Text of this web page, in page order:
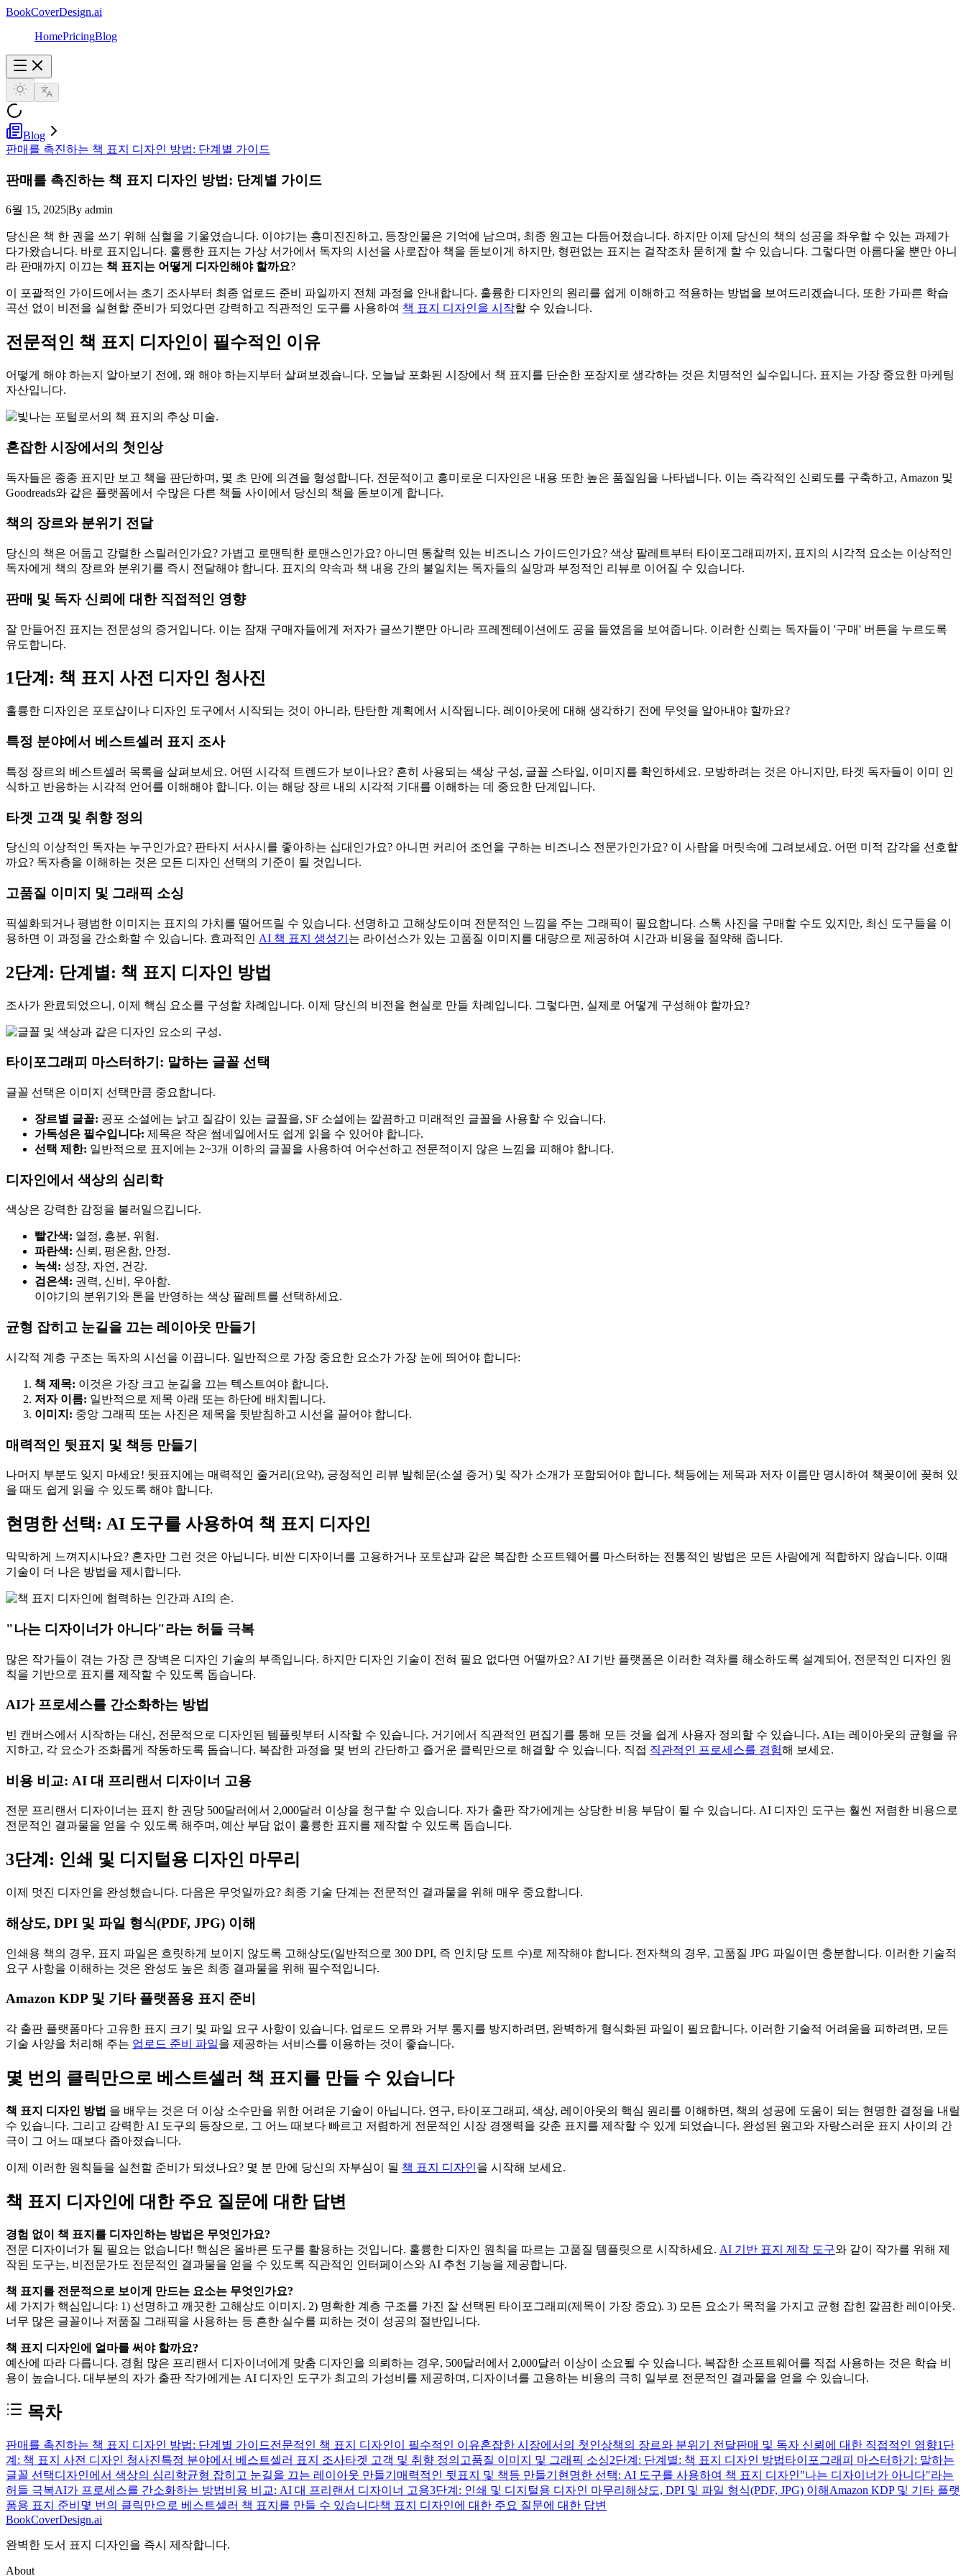
BookCoverDesign.ai
HomePricingBlog
Blog
판매를 촉진하는 책 표지 디자인 방법: 단계별 가이드
판매를 촉진하는 책 표지 디자인 방법: 단계별 가이드
6월 15, 2025|By admin
당신은 책 한 권을 쓰기 위해 심혈을 기울였습니다. 이야기는 흥미진진하고, 등장인물은 기억에 남으며, 최종 원고는 다듬어졌습니다. 하지만 이제 당신의 책의 성공을 좌우할 수 있는 과제가
다가왔습니다. 바로 표지입니다. 훌륭한 표지는 가상 서가에서 독자의 시선을 사로잡아 책을 돋보이게 하지만, 형편없는 표지는 걸작조차 묻히게 할 수 있습니다. 그렇다면 아름다울 뿐만 아니
라 판매까지 이끄는 책 표지는 어떻게 디자인해야 할까요?
이 포괄적인 가이드에서는 초기 조사부터 최종 업로드 준비 파일까지 전체 과정을 안내합니다. 훌륭한 디자인의 원리를 쉽게 이해하고 적용하는 방법을 보여드리겠습니다. 또한 가파른 학습
곡선 없이 비전을 실현할 준비가 되었다면 강력하고 직관적인 도구를 사용하여 책 표지 디자인을 시작할 수 있습니다.
전문적인 책 표지 디자인이 필수적인 이유
어떻게 해야 하는지 알아보기 전에, 왜 해야 하는지부터 살펴보겠습니다. 오늘날 포화된 시장에서 책 표지를 단순한 포장지로 생각하는 것은 치명적인 실수입니다. 표지는 가장 중요한 마케팅
자산입니다.
혼잡한 시장에서의 첫인상
독자들은 종종 표지만 보고 책을 판단하며, 몇 초 만에 의견을 형성합니다. 전문적이고 흥미로운 디자인은 내용 또한 높은 품질임을 나타냅니다. 이는 즉각적인 신뢰도를 구축하고, Amazon 및
Goodreads와 같은 플랫폼에서 수많은 다른 책들 사이에서 당신의 책을 돋보이게 합니다.
책의 장르와 분위기 전달
당신의 책은 어둡고 강렬한 스릴러인가요? 가볍고 로맨틱한 로맨스인가요? 아니면 통찰력 있는 비즈니스 가이드인가요? 색상 팔레트부터 타이포그래피까지, 표지의 시각적 요소는 이상적인
독자에게 책의 장르와 분위기를 즉시 전달해야 합니다. 표지의 약속과 책 내용 간의 불일치는 독자들의 실망과 부정적인 리뷰로 이어질 수 있습니다.
판매 및 독자 신뢰에 대한 직접적인 영향
잘 만들어진 표지는 전문성의 증거입니다. 이는 잠재 구매자들에게 저자가 글쓰기뿐만 아니라 프레젠테이션에도 공을 들였음을 보여줍니다. 이러한 신뢰는 독자들이 '구매' 버튼을 누르도록
유도합니다.
1단계: 책 표지 사전 디자인 청사진
훌륭한 디자인은 포토샵이나 디자인 도구에서 시작되는 것이 아니라, 탄탄한 계획에서 시작됩니다. 레이아웃에 대해 생각하기 전에 무엇을 알아내야 할까요?
특정 분야에서 베스트셀러 표지 조사
특정 장르의 베스트셀러 목록을 살펴보세요. 어떤 시각적 트렌드가 보이나요? 흔히 사용되는 색상 구성, 글꼴 스타일, 이미지를 확인하세요. 모방하려는 것은 아니지만, 타겟 독자들이 이미 인
식하고 반응하는 시각적 언어를 이해해야 합니다. 이는 해당 장르 내의 시각적 기대를 이해하는 데 중요한 단계입니다.
타겟 고객 및 취향 정의
당신의 이상적인 독자는 누구인가요? 판타지 서사시를 좋아하는 십대인가요? 아니면 커리어 조언을 구하는 비즈니스 전문가인가요? 이 사람을 머릿속에 그려보세요. 어떤 미적 감각을 선호할
까요? 독자층을 이해하는 것은 모든 디자인 선택의 기준이 될 것입니다.
고품질 이미지 및 그래픽 소싱
픽셀화되거나 평범한 이미지는 표지의 가치를 떨어뜨릴 수 있습니다. 선명하고 고해상도이며 전문적인 느낌을 주는 그래픽이 필요합니다. 스톡 사진을 구매할 수도 있지만, 최신 도구들을 이
용하면 이 과정을 간소화할 수 있습니다. 효과적인 AI 책 표지 생성기 는 라이선스가 있는 고품질 이미지를 대량으로 제공하여 시간과 비용을 절약해 줍니다.
2단계: 단계별: 책 표지 디자인 방법
조사가 완료되었으니, 이제 핵심 요소를 구성할 차례입니다. 이제 당신의 비전을 현실로 만들 차례입니다. 그렇다면, 실제로 어떻게 구성해야 할까요?
타이포그래피 마스터하기: 말하는 글꼴 선택
글꼴 선택은 이미지 선택만큼 중요합니다.
장르별 글꼴: 공포 소설에는 낡고 질감이 있는 글꼴을, SF 소설에는 깔끔하고 미래적인 글꼴을 사용할 수 있습니다.
가독성은 필수입니다: 제목은 작은 썸네일에서도 쉽게 읽을 수 있어야 합니다.
선택 제한: 일반적으로 표지에는 2~3개 이하의 글꼴을 사용하여 어수선하고 전문적이지 않은 느낌을 피해야 합니다.
디자인에서 색상의 심리학
색상은 강력한 감정을 불러일으킵니다.
빨간색: 열정, 흥분, 위험.
파란색: 신뢰, 평온함, 안정.
녹색: 성장, 자연, 건강.
검은색: 권력, 신비, 우아함.
이야기의 분위기와 톤을 반영하는 색상 팔레트를 선택하세요.
균형 잡히고 눈길을 끄는 레이아웃 만들기
시각적 계층 구조는 독자의 시선을 이끕니다. 일반적으로 가장 중요한 요소가 가장 눈에 띄어야 합니다:
책 제목: 이것은 가장 크고 눈길을 끄는 텍스트여야 합니다.
저자 이름: 일반적으로 제목 아래 또는 하단에 배치됩니다.
이미지: 중앙 그래픽 또는 사진은 제목을 뒷받침하고 시선을 끌어야 합니다.
매력적인 뒷표지 및 책등 만들기
나머지 부분도 잊지 마세요! 뒷표지에는 매력적인 줄거리(요약), 긍정적인 리뷰 발췌문(소셜 증거) 및 작가 소개가 포함되어야 합니다. 책등에는 제목과 저자 이름만 명시하여 책꽂이에 꽂혀 있
을 때도 쉽게 읽을 수 있도록 해야 합니다.
현명한 선택: AI 도구를 사용하여 책 표지 디자인
막막하게 느껴지시나요? 혼자만 그런 것은 아닙니다. 비싼 디자이너를 고용하거나 포토샵과 같은 복잡한 소프트웨어를 마스터하는 전통적인 방법은 모든 사람에게 적합하지 않습니다. 이때
기술이 더 나은 방법을 제시합니다.
"나는 디자이너가 아니다"라는 허들 극복
많은 작가들이 겪는 가장 큰 장벽은 디자인 기술의 부족입니다. 하지만 디자인 기술이 전혀 필요 없다면 어떨까요? AI 기반 플랫폼은 이러한 격차를 해소하도록 설계되어, 전문적인 디자인 원
칙을 기반으로 표지를 제작할 수 있도록 돕습니다.
AI가 프로세스를 간소화하는 방법
빈 캔버스에서 시작하는 대신, 전문적으로 디자인된 템플릿부터 시작할 수 있습니다. 거기에서 직관적인 편집기를 통해 모든 것을 쉽게 사용자 정의할 수 있습니다. AI는 레이아웃의 균형을 유
지하고, 각 요소가 조화롭게 작동하도록 돕습니다. 복잡한 과정을 몇 번의 간단하고 즐거운 클릭만으로 해결할 수 있습니다. 직접 직관적인 프로세스를 경험해 보세요.
비용 비교: AI 대 프리랜서 디자이너 고용
전문 프리랜서 디자이너는 표지 한 권당 500달러에서 2,000달러 이상을 청구할 수 있습니다. 자가 출판 작가에게는 상당한 비용 부담이 될 수 있습니다. AI 디자인 도구는 훨씬 저렴한 비용으로
전문적인 결과물을 얻을 수 있도록 해주며, 예산 부담 없이 훌륭한 표지를 제작할 수 있도록 돕습니다.
3단계: 인쇄 및 디지털용 디자인 마무리
이제 멋진 디자인을 완성했습니다. 다음은 무엇일까요? 최종 기술 단계는 전문적인 결과물을 위해 매우 중요합니다.
해상도, DPI 및 파일 형식(PDF, JPG) 이해
인쇄용 책의 경우, 표지 파일은 흐릿하게 보이지 않도록 고해상도(일반적으로 300 DPI, 즉 인치당 도트 수)로 제작해야 합니다. 전자책의 경우, 고품질 JPG 파일이면 충분합니다. 이러한 기술적
요구 사항을 이해하는 것은 완성도 높은 최종 결과물을 위해 필수적입니다.
Amazon KDP 및 기타 플랫폼용 표지 준비
각 출판 플랫폼마다 고유한 표지 크기 및 파일 요구 사항이 있습니다. 업로드 오류와 거부 통지를 방지하려면, 완벽하게 형식화된 파일이 필요합니다. 이러한 기술적 어려움을 피하려면, 모든
기술 사양을 처리해 주는 업로드 준비 파일을 제공하는 서비스를 이용하는 것이 좋습니다.
몇 번의 클릭만으로 베스트셀러 책 표지를 만들 수 있습니다
책 표지 디자인 방법 을 배우는 것은 더 이상 소수만을 위한 어려운 기술이 아닙니다. 연구, 타이포그래피, 색상, 레이아웃의 핵심 원리를 이해하면, 책의 성공에 도움이 되는 현명한 결정을 내릴
수 있습니다. 그리고 강력한 AI 도구의 등장으로, 그 어느 때보다 빠르고 저렴하게 전문적인 시장 경쟁력을 갖춘 표지를 제작할 수 있게 되었습니다. 완성된 원고와 자랑스러운 표지 사이의 간
극이 그 어느 때보다 좁아졌습니다.
이제 이러한 원칙들을 실천할 준비가 되셨나요? 몇 분 만에 당신의 자부심이 될 책 표지 디자인을 시작해 보세요.
책 표지 디자인에 대한 주요 질문에 대한 답변
경험 없이 책 표지를 디자인하는 방법은 무엇인가요?
전문 디자이너가 될 필요는 없습니다! 핵심은 올바른 도구를 활용하는 것입니다. 훌륭한 디자인 원칙을 따르는 고품질 템플릿으로 시작하세요. AI 기반 표지 제작 도구와 같이 작가를 위해 제
작된 도구는, 비전문가도 전문적인 결과물을 얻을 수 있도록 직관적인 인터페이스와 AI 추천 기능을 제공합니다.
책 표지를 전문적으로 보이게 만드는 요소는 무엇인가요?
세 가지가 핵심입니다: 1) 선명하고 깨끗한 고해상도 이미지. 2) 명확한 계층 구조를 가진 잘 선택된 타이포그래피(제목이 가장 중요). 3) 모든 요소가 목적을 가지고 균형 잡힌 깔끔한 레이아웃.
너무 많은 글꼴이나 저품질 그래픽을 사용하는 등 흔한 실수를 피하는 것이 성공의 절반입니다.
책 표지 디자인에 얼마를 써야 할까요?
예산에 따라 다릅니다. 경험 많은 프리랜서 디자이너에게 맞춤 디자인을 의뢰하는 경우, 500달러에서 2,000달러 이상이 소요될 수 있습니다. 복잡한 소프트웨어를 직접 사용하는 것은 학습 비
용이 높습니다. 대부분의 자가 출판 작가에게는 AI 디자인 도구가 최고의 가성비를 제공하며, 디자이너를 고용하는 비용의 극히 일부로 전문적인 결과물을 얻을 수 있습니다.
목차
판매를 촉진하는 책 표지 디자인 방법: 단계별 가이드전문적인 책 표지 디자인이 필수적인 이유혼잡한 시장에서의 첫인상책의 장르와 분위기 전달판매 및 독자 신뢰에 대한 직접적인 영향1단
계: 책 표지 사전 디자인 청사진특정 분야에서 베스트셀러 표지 조사타겟 고객 및 취향 정의 고품질 이미지 및 그래픽 소싱2단계: 단계별: 책 표지 디자인 방법타이포그래피 마스터하기: 말하는
글꼴 선택디자인에서 색상의 심리학균형 잡히고 눈길을 끄는 레이아웃 만들기 매력적인 뒷표지 및 책등 만들기 현명한 선택: AI 도구를 사용하여 책 표지 디자인"나는 디자이너가 아니다"라는
허들 극복AI가 프로세스를 간소화하는 방법비용 비교: AI 대 프리랜서 디자이너 고용3단계: 인쇄 및 디지털용 디자인 마무리 해상도, DPI 및 파일 형식(PDF, JPG) 이해 Amazon KDP 및 기타 플랫
폼용 표지 준비 몇 번의 클릭만으로 베스트셀러 책 표지를 만들 수 있습니다책 표지 디자인에 대한 주요 질문에 대한 답변
BookCoverDesign.ai
완벽한 도서 표지 디자인을 즉시 제작합니다.
About